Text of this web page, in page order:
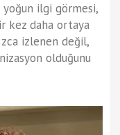
yoğun ilgi görmesi,
kez daha ortaya
izlenen değil,
olduğunu